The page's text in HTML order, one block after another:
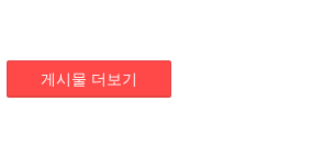
게시물 더보기